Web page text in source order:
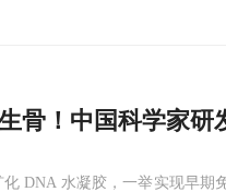
骨！中国科学家研
DNA 水凝胶，一举实现早期